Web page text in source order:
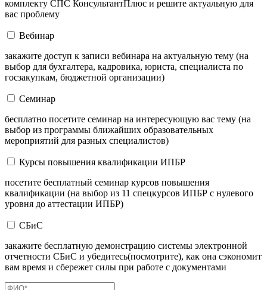
комплекту СПС КонсультантПлюс и решите актуальную для
вас проблему
Вебинар
закажите доступ к записи вебинара на актуальную тему (на
выбор для бухгалтера, кадровика, юриста, специалиста по
госзакупкам, бюджетной организации)
Семинар
бесплатно посетите семинар на интересующую вас тему (на
выбор из программы ближайших образовательных
мероприятий для разных специалистов)
Курсы повышения квалификации ИПБР
посетите бесплатный семинар курсов повышения
квалификации (на выбор из 11 спецкурсов ИПБР с нулевого
уровня до аттестации ИПБР)
СБиС
закажите бесплатную демонстрацию системы электронной
отчетности СБиС и убедитесь(посмотрите), как она сэкономит
вам время и сбережет силы при работе с документами